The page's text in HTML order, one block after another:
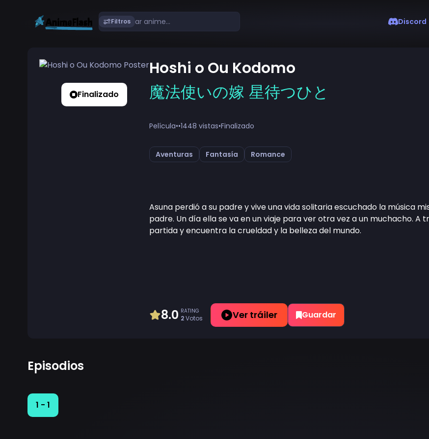
Filtros Discord
Hoshi o Ou Kodomo
魔法使いの嫁 星待つひと
Película••1448 vistas•Finalizado
Aventuras Fantasía Romance
Asuna perdió a su padre y vive una vida solitaria escuchado la música
padre. Un día ella se va en un viaje para ver otra vez a un muchacho.
partida y encuentra la crueldad y la belleza del mundo.
8.0 RATING
2Votos Ver tráiler Guardar
Finalizado
Episodios
1 - 1